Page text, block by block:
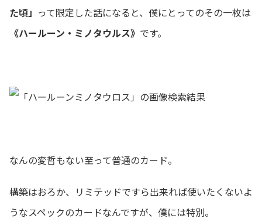
た頃」 って限定した話になると、僕にとってのその一枚は
《ハールーン・ミノタウルス》 です。
なんの変哲もない至って普通のカード。
構築はおろか、リミテッドですら出来れば使いたくないよ
うなスペックのカードなんですが、僕には特別。